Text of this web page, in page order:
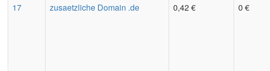
17 zusaetzliche Domain .de 0,42 € 0 €